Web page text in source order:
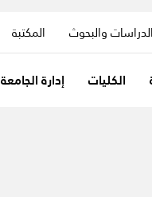
الدراسات والبحوث المكتبة
الكليات إدارة الجامعة